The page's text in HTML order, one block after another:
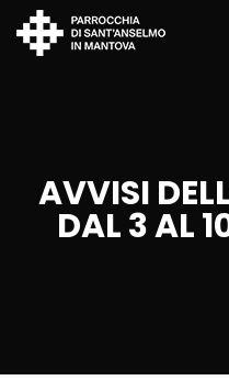
AVVISI
DAL 3 AL